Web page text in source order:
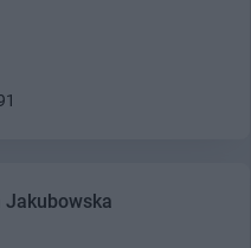
Jakubowska